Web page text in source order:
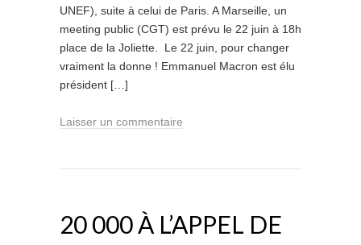
UNEF), suite à celui de Paris. A Marseille, un
meeting public (CGT) est prévu le 22 juin à 18h
place de la Joliette. Le 22 juin, pour changer
vraiment la donne ! Emmanuel Macron est élu
président […]
Laisser un commentaire
20 000 À L’APPEL DE